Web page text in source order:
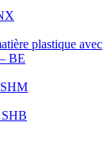
plastique avec
BE
SHM
SHB